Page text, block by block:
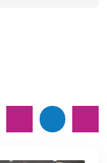
A
p
d
I
i
n